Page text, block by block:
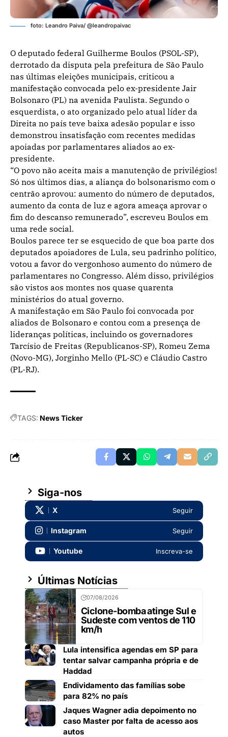
foto: Leandro Paiva/ @leandropaivac
O deputado federal Guilherme Boulos (PSOL-SP),
derrotado da disputa pela prefeitura de São Paulo
nas últimas eleições municipais, criticou a
manifestação convocada pelo ex-presidente Jair
Bolsonaro (PL) na avenida Paulista. Segundo o
esquerdista, o ato organizado pelo atual líder da
Direita no país teve baixa adesão popular e isso
demonstrou insatisfação com recentes medidas
apoiadas por parlamentares aliados ao ex-
presidente.
“O povo não aceita mais a manutenção de privilégios!
Só nos últimos dias, a aliança do bolsonarismo com o
centrão aprovou: aumento do número de deputados,
aumento da conta de luz e agora ameaça aprovar o
fim do descanso remunerado”, escreveu Boulos em
uma rede social.
Boulos parece ter se esquecido de que boa parte dos
deputados apoiadores de Lula, seu padrinho político,
votou a favor do vergonhoso aumento do número de
parlamentares no Congresso. Além disso, privilégios
são vistos aos montes nos quase quarenta
ministérios do atual governo.
A manifestação em São Paulo foi convocada por
aliados de Bolsonaro e contou com a presença de
lideranças políticas, incluindo os governadores
Tarcísio de Freitas (Republicanos-SP), Romeu Zema
(Novo-MG), Jorginho Mello (PL-SC) e Cláudio Castro
(PL-RJ).
TAGS: News Ticker
Siga-nos
X Seguir
Instagram Seguir
Youtube Inscreva-se
Últimas Notícias
07/08/2026
Ciclone-bomba atinge Sul e
Sudeste com ventos de 110
km/h
Lula intensifica agendas em SP para
tentar salvar campanha própria e de
Haddad
Endividamento das famílias sobe
para 82% no país
Jaques Wagner adia depoimento no
caso Master por falta de acesso aos
autos